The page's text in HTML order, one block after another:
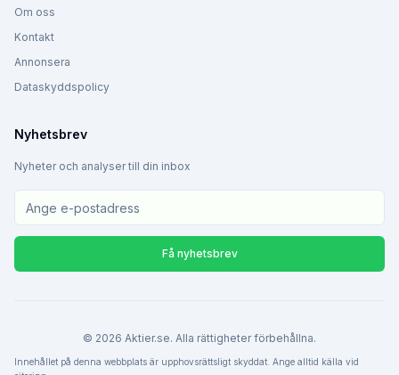
Om oss
Kontakt
Annonsera
Dataskyddspolicy
Nyhetsbrev
Nyheter och analyser till din inbox
Få nyhetsbrev
© 2026 Aktier.se. Alla rättigheter förbehållna.
Innehållet på denna webbplats är upphovsrättsligt skyddat. Ange alltid källa vid